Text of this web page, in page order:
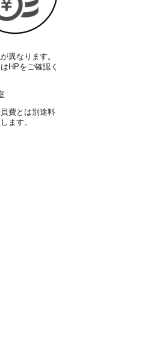
異なります。
HPをご確認く
費とは別途料
ます。